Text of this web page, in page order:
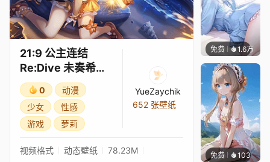
21:9 公主连结
Re:Dive 未奏希
（夏日）3★
0
动漫
少女
性感
游戏
萝莉
YueZaychik
652 张壁纸
视频格式 动态壁纸
78.23M
免费 1.6万豆子
免费 103渔小小